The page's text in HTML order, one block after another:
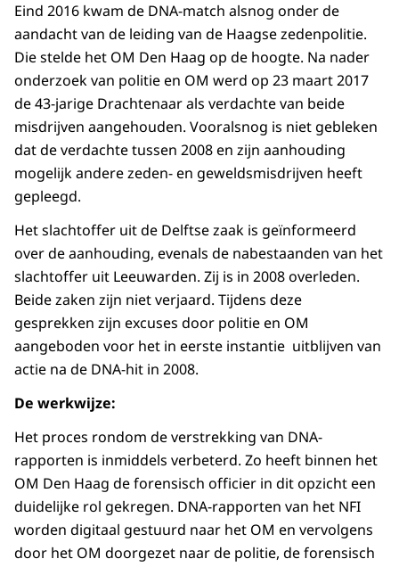
Eind 2016 kwam de DNA-match alsnog onder de
aandacht van de leiding van de Haagse zedenpolitie.
Die stelde het OM Den Haag op de hoogte. Na nader
onderzoek van politie en OM werd op 23 maart 2017
de 43-jarige Drachtenaar als verdachte van beide
misdrijven aangehouden. Vooralsnog is niet gebleken
dat de verdachte tussen 2008 en zijn aanhouding
mogelijk andere zeden- en geweldsmisdrijven heeft
gepleegd.
Het slachtoffer uit de Delftse zaak is geïnformeerd
over de aanhouding, evenals de nabestaanden van het
slachtoffer uit Leeuwarden. Zij is in 2008 overleden.
Beide zaken zijn niet verjaard. Tijdens deze
gesprekken zijn excuses door politie en OM
aangeboden voor het in eerste instantie uitblijven van
actie na de DNA-hit in 2008.
De werkwijze:
Het proces rondom de verstrekking van DNA-
rapporten is inmiddels verbeterd. Zo heeft binnen het
OM Den Haag de forensisch officier in dit opzicht een
duidelijke rol gekregen. DNA-rapporten van het NFI
worden digitaal gestuurd naar het OM en vervolgens
door het OM doorgezet naar de politie, de forensisch